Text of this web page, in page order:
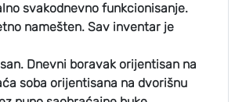
svakodnevno funkcionisanje.
namešten. Sav inventar je
Dnevni boravak orijentisan na
soba orijentisana na dvorišnu